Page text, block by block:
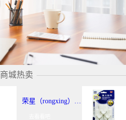
商城热卖
荣星（rongxing）RX-220 超强力粘钩/挂钩（2KG） 3个/卡